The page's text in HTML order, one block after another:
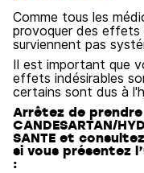
Comme tous les
provoquer des effets
surviennent pas
Il est important que
effets indésirables
certains sont dus à
Arrêtez de prendre
CANDESARTAN/
SANTE et
si vous présentez
: